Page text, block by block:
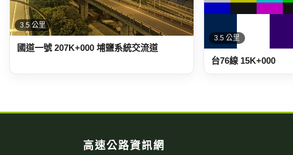
3.5 公里
國道一號 207K+000 埔鹽系統交流道
3.5 公里
台76線 15K+000
高速公路資訊網